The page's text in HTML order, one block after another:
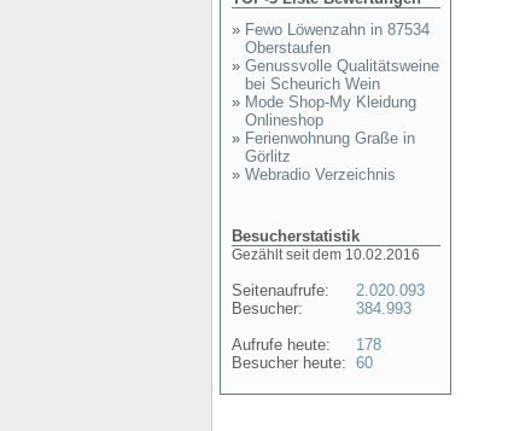
» Fewo Löwenzahn in 87534
Oberstaufen
» Genussvolle Qualitätsweine
bei Scheurich Wein
» Mode Shop-My Kleidung
Onlineshop
» Ferienwohnung Graße in
Görlitz
» Webradio Verzeichnis
Besucherstatistik
Gezählt seit dem 10.02.2016
Seitenaufrufe:
Besucher:
Aufrufe heute:
Besucher heute:
2.020.093
384.993
178
60